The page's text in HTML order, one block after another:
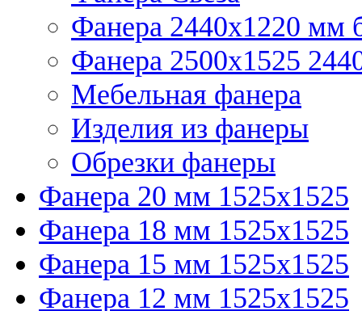
Фанера 2440x1220 мм
Фанера 2500x1525
Мебельная фанера
Изделия из фанеры
Обрезки фанеры
Фанера 20 мм 1525х1525
Фанера 18 мм 1525х1525
Фанера 15 мм 1525х1525
Фанера 12 мм 1525х1525